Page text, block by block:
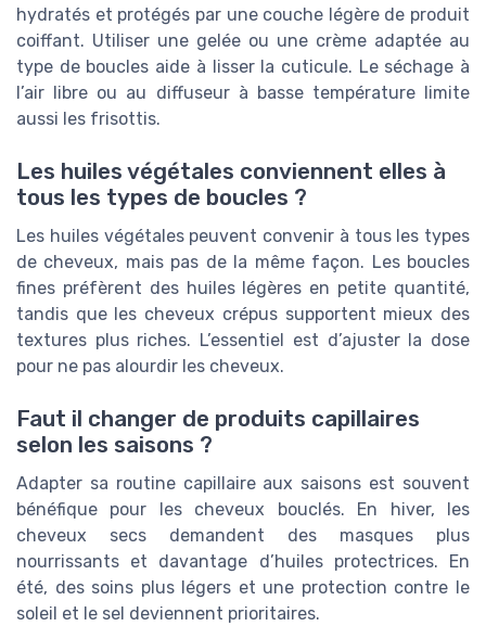
hydratés et protégés par une couche légère de produit
coiffant. Utiliser une gelée ou une crème adaptée au
type de boucles aide à lisser la cuticule. Le séchage à
l’air libre ou au diffuseur à basse température limite
aussi les frisottis.
Les huiles végétales conviennent elles à
tous les types de boucles ?
Les huiles végétales peuvent convenir à tous les types
de cheveux, mais pas de la même façon. Les boucles
fines préfèrent des huiles légères en petite quantité,
tandis que les cheveux crépus supportent mieux des
textures plus riches. L’essentiel est d’ajuster la dose
pour ne pas alourdir les cheveux.
Faut il changer de produits capillaires
selon les saisons ?
Adapter sa routine capillaire aux saisons est souvent
bénéfique pour les cheveux bouclés. En hiver, les
cheveux secs demandent des masques plus
nourrissants et davantage d’huiles protectrices. En
été, des soins plus légers et une protection contre le
soleil et le sel deviennent prioritaires.